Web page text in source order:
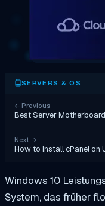
SERVERS & OS
← Previous
Best Server
Next →
How to Install cPanel on
Windows 10
System, das früher